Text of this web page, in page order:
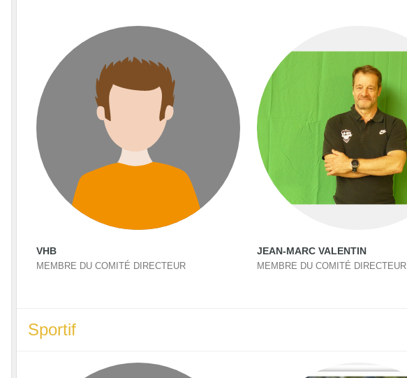
VHB
MEMBRE DU COMITÉ DIRECTEUR
JEAN-MARC VALENTIN
MEMBRE DU COMITÉ DIRECTEUR
Sportif